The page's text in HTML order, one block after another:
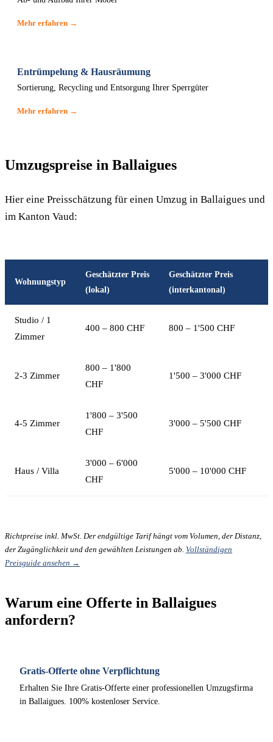
Mehr erfahren →
Entrümpelung & Hausräumung
Sortierung, Recycling und Entsorgung Ihrer Sperrgüter
Mehr erfahren →
Umzugspreise in Ballaigues
Hier eine Preisschätzung für einen Umzug in Ballaigues und
im Kanton Vaud:
Wohnungstyp
Geschätzter Preis
(lokal)
Geschätzter Preis
(interkantonal)
Studio / 1
Zimmer
400 – 800 CHF 800 – 1'500 CHF
2-3 Zimmer
800 – 1'800
CHF
1'500 – 3'000 CHF
4-5 Zimmer
1'800 – 3'500
CHF
3'000 – 5'500 CHF
Haus / Villa
3'000 – 6'000
CHF
5'000 – 10'000 CHF
Richtpreise inkl. MwSt. Der endgültige Tarif hängt vom Volumen, der Distanz,
der Zugänglichkeit und den gewählten Leistungen ab. Vollständigen
Preisguide ansehen →
Warum eine Offerte in Ballaigues
anfordern?
Gratis-Offerte ohne Verpflichtung
Erhalten Sie Ihre Gratis-Offerte einer professionellen Umzugsfirma
in Ballaigues. 100% kostenloser Service.